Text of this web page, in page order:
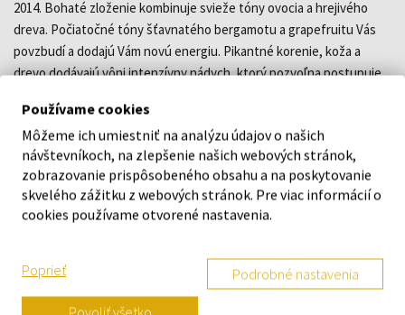
2014. Bohaté zloženie kombinuje svieže tóny ovocia a hrejivého
dreva. Počiatočné tóny šťavnatého bergamotu a grapefruitu Vás
povzbudí a dodajú Vám novú energiu. Pikantné korenie, koža a
drevo dodávajú vôni intenzívny nádych, ktorý pozvoľna postupuje
uzatvárajú túto jedinečnú kompozíciu.
DETAILY
O ZNAČKE
Používame cookies
Môžeme ich umiestniť na analýzu údajov o našich
návštevníkoch, na zlepšenie našich webových stránok,
zobrazovanie prispôsobeného obsahu a na poskytovanie
skvelého zážitku z webových stránok. Pre viac informácií o
cookies používame otvorené nastavenia.
Poprieť Podrobné nastavenia